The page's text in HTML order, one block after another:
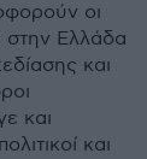
οι
στην Ελλάδα
και
και
και